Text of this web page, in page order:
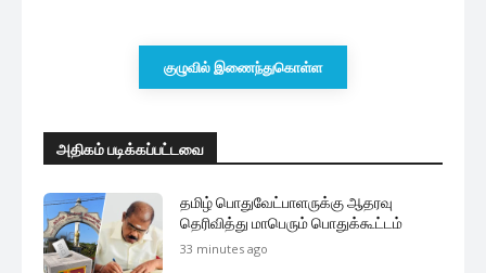
குழுவில் இணைந்துகொள்ள
அதிகம் படிக்கப்பட்டவை
தமிழ் பொதுவேட்பாளருக்கு ஆதரவு
தெரிவித்து மாபெரும் பொதுக்கூட்டம்
33 minutes ago